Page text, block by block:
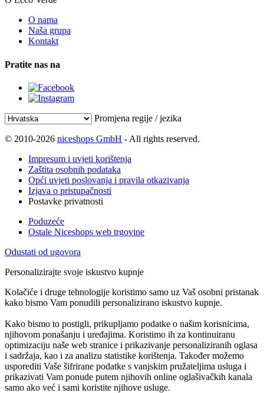
O nama
Naša grupa
Kontakt
Pratite nas na
Promjena regije / jezika
© 2010-2026 niceshops GmbH - All rights reserved.
Impresum i uvjeti korištenja
Zaštita osobnih podataka
Opći uvjeti poslovanja i pravila otkazivanja
Izjava o pristupačnosti
Postavke privatnosti
Poduzeće
Ostale Niceshops web trgovine
Odustati od ugovora
Personalizirajte svoje iskustvo kupnje
Kolačiće i druge tehnologije koristimo samo uz Vaš osobni pristanak
kako bismo Vam ponudili personalizirano iskustvo kupnje.
Kako bismo to postigli, prikupljamo podatke o našim korisnicima,
njihovom ponašanju i uređajima. Koristimo ih za kontinuiranu
optimizaciju naše web stranice i prikazivanje personaliziranih oglasa
i sadržaja, kao i za analizu statistike korištenja. Također možemo
usporediti Vaše šifrirane podatke s vanjskim pružateljima usluga i
prikazivati Vam ponude putem njihovih online oglašivačkih kanala
samo ako već i sami koristite njihove usluge.